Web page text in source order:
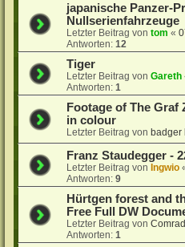
japanische Panzer-
Nullserienfahrzeuge
Letzter Beitrag vontom «
Antworten:12
Tiger
Letzter Beitrag vonGareth
Antworten:1
Footage of The
in colour
Letzter Beitrag vonbadger
Franz Staudegger -
Letzter Beitrag vonIngwio
Antworten:9
Hürtgen forest and
Free Full DW
Letzter Beitrag von
Antworten:1